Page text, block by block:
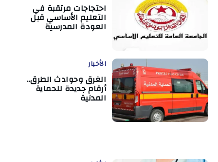
احتجاجات مرتقبة في
التعليم الأساسي قبل
العودة المدرسية
الأخبار
الغرق وحوادث الطرق..
أرقام جديدة للحماية
المدنية